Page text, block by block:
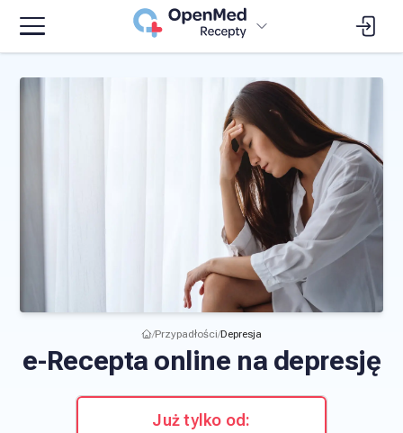
/Przypadłości/Depresja
e-Recepta online na depresję
Już tylko od: